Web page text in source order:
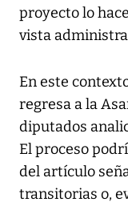
proyecto lo
vista
En este
regresa a la
diputados
El proceso
del artículo
transitorias o,